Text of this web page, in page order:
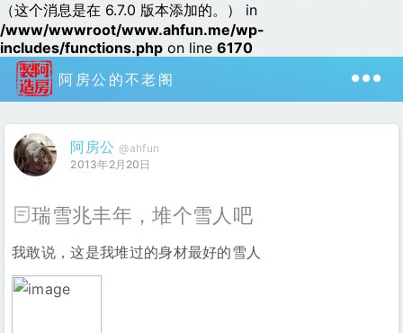
（这个消息是在 6.7.0 版本添加的。） in
/www/wwwroot/www.ahfun.me/wp-
includes/functions.php on line 6170
阿房公的不老阁
阿房公 @ahfun
2013年2月20日
瑞雪兆丰年，堆个雪人吧
我敢说，这是我堆过的身材最好的雪人